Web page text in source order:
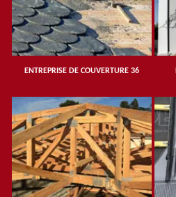
ENTREPRISE DE COUVERTURE 36